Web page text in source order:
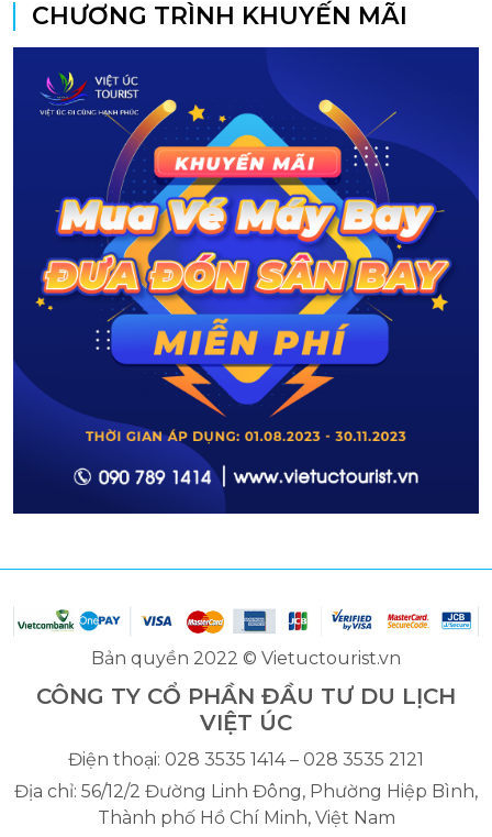
CHƯƠNG TRÌNH KHUYẾN MÃI
Bản quyền 2022 © Vietuctourist.vn
CÔNG TY CỔ PHẦN ĐẦU TƯ DU LỊCH
VIỆT ÚC
Điện thoại: 028 3535 1414 – 028 3535 2121
Địa chỉ: 56/12/2 Đường Linh Đông, Phường Hiệp Bình,
Thành phố Hồ Chí Minh, Việt Nam